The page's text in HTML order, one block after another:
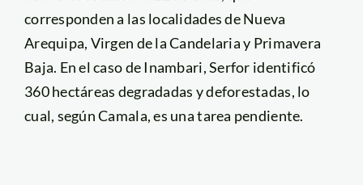
corresponden a las localidades de Nueva
Arequipa, Virgen de la Candelaria y Primavera
Baja. En el caso de Inambari, Serfor identificó
360 hectáreas degradadas y deforestadas, lo
cual, según Camala, es una tarea pendiente.